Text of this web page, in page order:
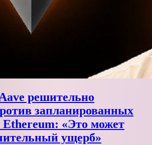
решительно
запланированных
«Это может
ущерб»